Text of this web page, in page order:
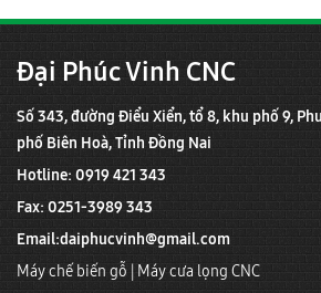
Đại Phúc Vinh CNC
Số 343, đường Điểu Xiển, tổ 8, khu phố 9,
phố Biên Hoà, Tỉnh Đồng Nai
Hotline: 0919 421 343
Fax: 0251-3989 343
Email:daiphucvinh@gmail.com
Máy chế biến gỗ | Máy cưa lọng CNC